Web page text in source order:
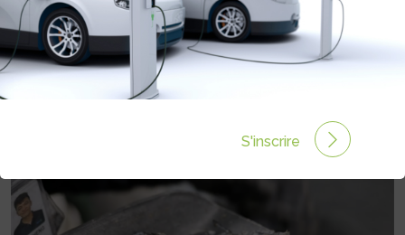
Rédigé par Philippe Schwoerer le 11 Déc 2020 à 00:00
0 commentaires
S'inscrire